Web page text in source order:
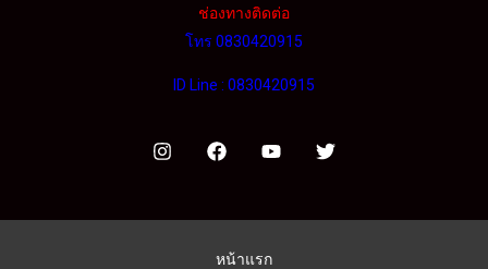
ช่องทางติดต่อ
โทร 0830420915
ID Line : 0830420915
หน้าแรก